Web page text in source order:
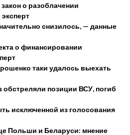
о разоблачении
снизилось, — данные
о финансировании
таки удалось выехать
обстреляли позиции ВСУ, погиб
исключенной из голосования
Польши и Беларуси: мнение